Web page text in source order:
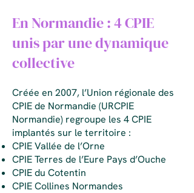
En Normandie : 4 CPIE
unis par une dynamique
collective
Créée en 2007, l’Union régionale des
CPIE de Normandie (URCPIE
Normandie) regroupe les 4 CPIE
implantés sur le territoire :
CPIE Vallée de l’Orne
CPIE Terres de l’Eure Pays d’Ouche
CPIE du Cotentin
CPIE Collines Normandes